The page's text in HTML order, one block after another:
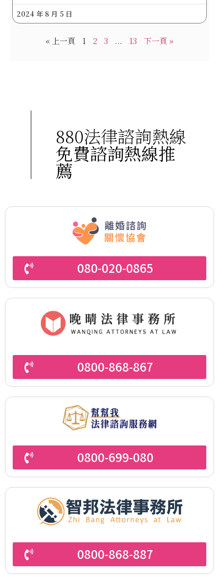
2024 年 8 月 5 日
« 上一頁 1 2 3 ... 13 下一頁 »
880法律諮詢熱線
免費諮詢熱線推
薦
080-020-0865
0800-868-867
0800-699-080
0800-868-887